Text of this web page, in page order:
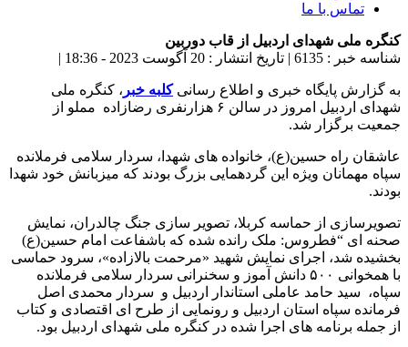
تماس با ما
کنگره ملی شهدای اردبیل از قاب دوربین
شناسه خبر : 6135
| تاریخ انتشار : 20 آگوست 2023 - 18:36 |
به گزارش پایگاه خبری و اطلاع رسانیکلبه خبر ، کنگره ملی
شهدای اردبیل امروز در سالن ۶ هزارنفری رضازاده مملو از
جمعیت برگزار شد.
عاشقان راه حسین(ع)، خانواده های شهدا، سردار سلامی فرملانده
سپاه مهمانان ویژه این گردهمایی بزرگ بودند که میزبانش خود شهدا
بودند.
تصویرسازی از حماسه کربلا، تصویر سازی جنگ چالدران، نمایش
صحنه ای “فطروس: ملک رانده شده که باشفاعت امام حسین(ع)
بخشیده شد، اجرای نمایش شهید «مرحمت بالازاده»، سرود حماسی
با همخوانی ۵۰۰ دانش آموز و سخنرانی سردار سلامی فرملانده
سپاه، سید حامد عاملی استاندار اردبیل و سردار محمدی اصل
فرمانده سپاه استان اردبیل و رونمایی از طرح ای اقتصادی و کتاب
از جمله برنامه های اجرا شده در کنگره ملی شهدای اردبیل بود.